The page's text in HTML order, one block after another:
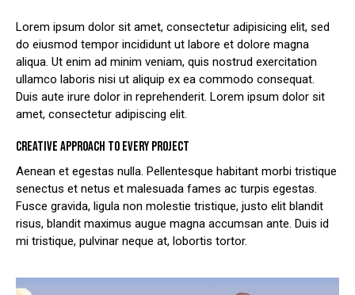
Lorem ipsum dolor sit amet, consectetur adipisicing elit, sed
do eiusmod tempor incididunt ut labore et dolore magna
aliqua. Ut enim ad minim veniam, quis nostrud exercitation
ullamco laboris nisi ut aliquip ex ea commodo consequat.
Duis aute irure dolor in reprehenderit. Lorem ipsum dolor sit
amet, consectetur adipiscing elit.
CREATIVE APPROACH TO EVERY PROJECT
Aenean et egestas nulla. Pellentesque habitant morbi tristique
senectus et netus et malesuada fames ac turpis egestas.
Fusce gravida, ligula non molestie tristique, justo elit blandit
risus, blandit maximus augue magna accumsan ante. Duis id
mi tristique, pulvinar neque at, lobortis tortor.